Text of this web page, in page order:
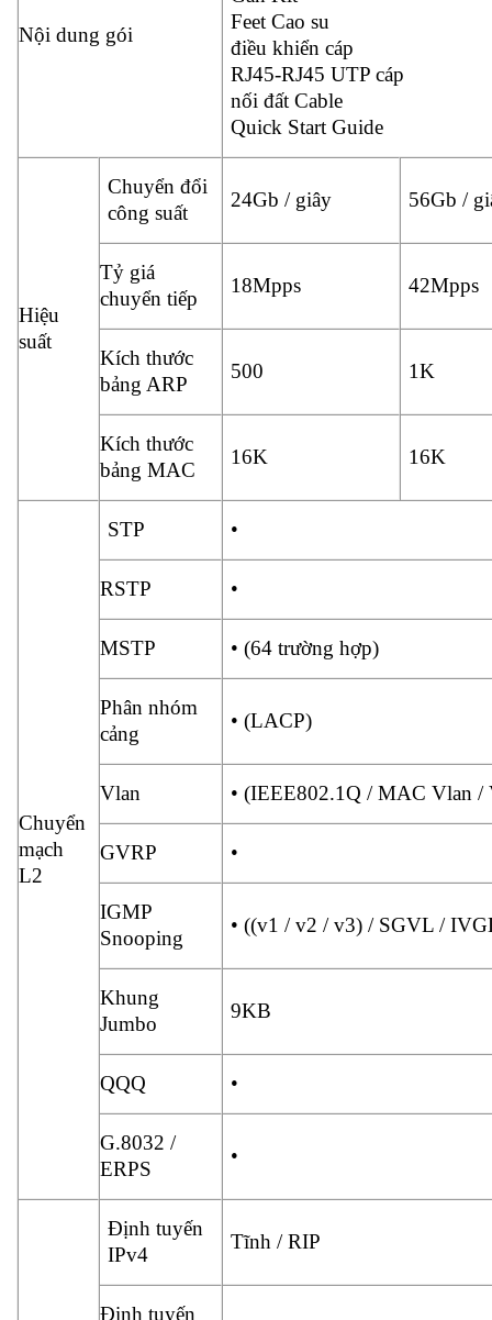
Nội dung gói
Feet Cao su
điều khiển cáp
RJ45-RJ45 UTP cáp
nối đất Cable
Quick Start Guide
Hiệu
suất
Chuyển đổi
công suất
24Gb / giây 56Gb /
Tỷ giá
chuyển tiếp
18Mpps 42Mpps
Kích thước
bảng ARP
500 1K
Kích thước
bảng MAC
16K 16K
Chuyển
mạch
L2
STP •
RSTP •
MSTP • (64 trường hợp)
Phân nhóm
cảng
• (LACP)
Vlan • (IEEE802.1Q / MAC Vlan /
GVRP •
IGMP
Snooping
• ((v1 / v2 / v3) / SGVL /
Khung
Jumbo
9KB
QQQ •
G.8032 /
ERPS
•
Định tuyến
IPv4
Tĩnh / RIP
Định tuyến